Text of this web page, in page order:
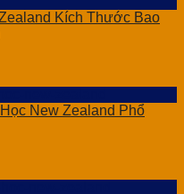
Kích Thước Bao
New Zealand Phổ